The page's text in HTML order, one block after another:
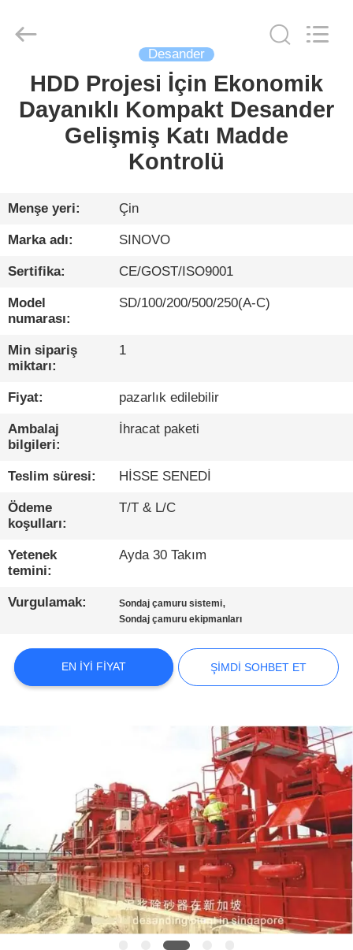
ÜRÜN:%
VR
GÖSTERISI
HAKKIMIZDA
TURU
KALITE
KONTROL
BIZIMLE
ILETIŞIME
GEÇIN
SOHBET
COMPANY
HARITASI
GIZLILIK
POLITIKASI
Heavy
Industry
Reserved.
Desander
HDD Projesi İçin Ekonomik
Dayanıklı Kompakt Desander
Gelişmiş Katı Madde
Kontrolü
Menşe yeri: Çin
Marka adı: SINOVO
Sertifika: CE/GOST/ISO9001
Model
numarası:
SD/100/200/500/250(A-C)
Min sipariş
miktarı:
1
Fiyat: pazarlık edilebilir
Ambalaj
bilgileri:
İhracat paketi
Teslim süresi: HİSSE SENEDİ
Ödeme
koşulları:
T/T & L/C
Yetenek
temini:
Ayda 30 Takım
Vurgulamak: Sondaj çamuru sistemi,
Sondaj çamuru ekipmanları
EN IYI FIYAT ŞIMDI SOHBET ET